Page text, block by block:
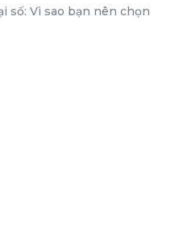
số: Vì sao bạn nên chọn